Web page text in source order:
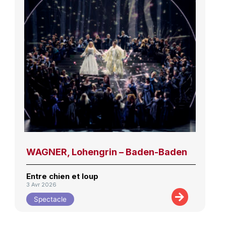
WAGNER, Lohengrin – Baden-Baden
Entre chien et loup
3 Avr 2026
Spectacle